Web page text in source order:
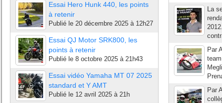
Essai Hero Hunk 440, les points
à retenir
Publié le 20 décembre 2025 à 12h27
Essai QJ Motor SRK800, les
points à retenir
Publié le 8 octobre 2025 à 21h43
Essai vidéo Yamaha MT 07 2025
standard et Y AMT
Publié le 12 avril 2025 à 21h
La
Par
Par